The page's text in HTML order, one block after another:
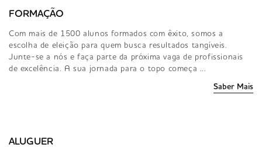
FORMAÇÃO
Com mais de 1500 alunos formados com êxito, somos a
escolha de eleição para quem busca resultados tangíveis.
Junte-se a nós e faça parte da próxima vaga de profissionais
de excelência. A sua jornada para o topo começa ...
Saber Mais
ALUGUER